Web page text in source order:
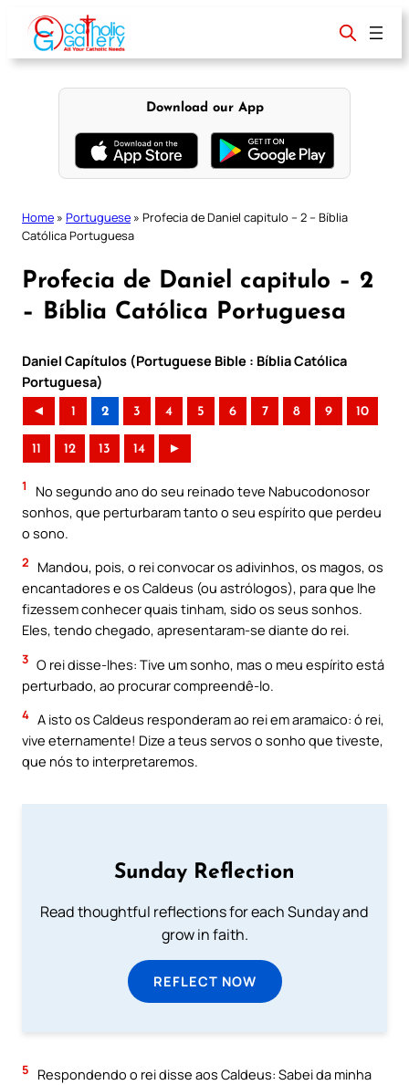
content
Download our App
Home » Portuguese » Profecia de Daniel capitulo – 2 – Bíblia
Católica Portuguesa
Profecia de Daniel capitulo – 2
– Bíblia Católica Portuguesa
Daniel Capítulos (Portuguese Bible : Bíblia Católica
Portuguesa)
◄ 1 2 3 4 5 6 7 8 9 10
11 12 13 14 ►
1
No segundo ano do seu reinado teve Nabucodonosor
sonhos, que perturbaram tanto o seu espírito que perdeu
o sono.
2
Mandou, pois, o rei convocar os adivinhos, os magos, os
encantadores e os Caldeus (ou astrólogos), para que lhe
fizessem conhecer quais tinham, sido os seus sonhos.
Eles, tendo chegado, apresentaram-se diante do rei.
3 O rei disse-lhes: Tive um sonho, mas o meu espírito está
perturbado, ao procurar compreendê-lo.
4 A isto os Caldeus responderam ao rei em aramaico: ó rei,
vive eternamente! Dize a teus servos o sonho que tiveste,
que nós to interpretaremos.
Sunday Reflection
Read thoughtful reflections for each Sunday and
grow in faith.
REFLECT NOW
5
Respondendo o rei disse aos Caldeus: Sabei da minha